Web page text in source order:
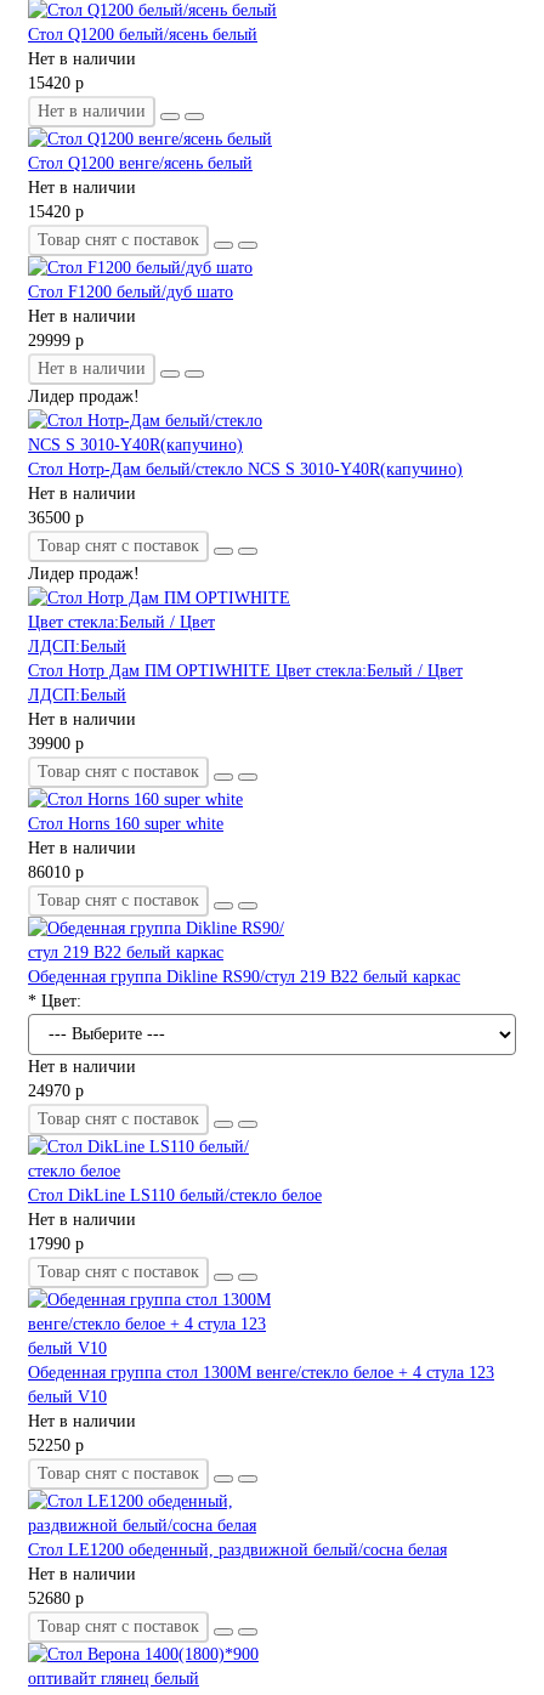
Стол Q1200 белый/ясень белый
Нет в наличии
15420 р
Нет в наличии
Стол Q1200 венге/ясень белый
Нет в наличии
15420 р
Товар снят с поставок
Стол F1200 белый/дуб шато
Нет в наличии
29999 р
Нет в наличии
Лидер продаж!
Стол Нотр-Дам белый/стекло NCS S 3010-Y40R(капучино)
Нет в наличии
36500 р
Товар снят с поставок
Лидер продаж!
Стол Нотр Дам ПМ OPTIWHITE Цвет стекла:Белый / Цвет
ЛДСП:Белый
Нет в наличии
39900 р
Товар снят с поставок
Стол Horns 160 super white
Нет в наличии
86010 р
Товар снят с поставок
Обеденная группа Dikline RS90/стул 219 B22 белый каркас
* Цвет:
Нет в наличии
24970 р
Товар снят с поставок
Стол DikLine LS110 белый/стекло белое
Нет в наличии
17990 р
Товар снят с поставок
Обеденная группа стол 1300М венге/стекло белое + 4 стула 123
белый V10
Нет в наличии
52250 р
Товар снят с поставок
Стол LE1200 обеденный, раздвижной белый/сосна белая
Нет в наличии
52680 р
Товар снят с поставок